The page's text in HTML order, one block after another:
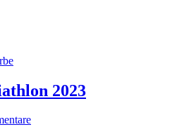
2023